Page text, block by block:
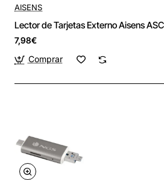
AISENS
Lector de Tarjetas Externo Aisens
7,98€
Comprar